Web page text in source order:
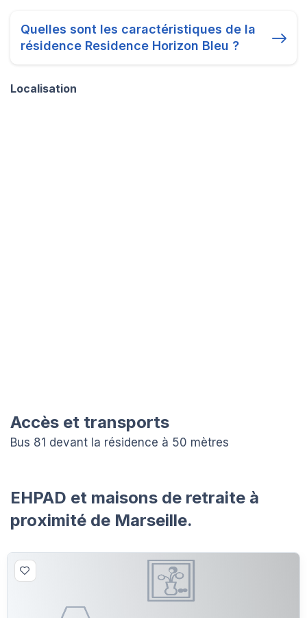
Quelles sont les caractéristiques de la
résidence Residence Horizon Bleu ?
Localisation
Accès et transports
Bus 81 devant la résidence à 50 mètres
EHPAD et maisons de retraite à
proximité de Marseille.